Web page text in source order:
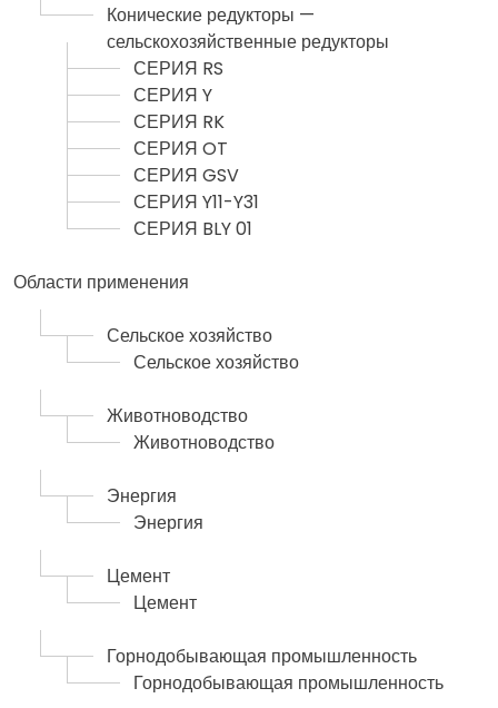
Конические редукторы —
сельскохозяйственные редукторы
СЕРИЯ RS
СЕРИЯ Y
СЕРИЯ RK
СЕРИЯ OT
СЕРИЯ GSV
СЕРИЯ Y11-Y31
СЕРИЯ BLY 01
Области применения
Сельское хозяйство
Сельское хозяйство
Животноводство
Животноводство
Энергия
Энергия
Цемент
Цемент
Горнодобывающая промышленность
Горнодобывающая промышленность